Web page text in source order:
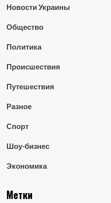
Новости Украины
Общество
Политика
Происшествия
Путешествия
Разное
Спорт
Шоу-бизнес
Экономика
Метки